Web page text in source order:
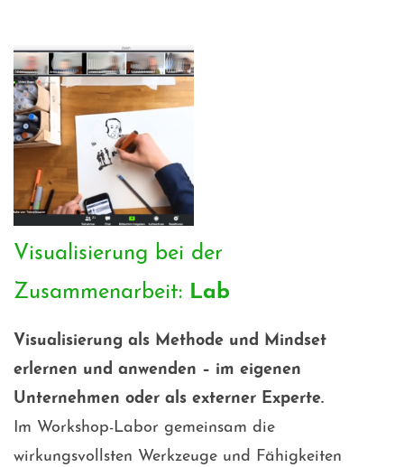
Visualisierung bei der
Zusammenarbeit: Lab
Visualisierung als Methode und Mindset
erlernen und anwenden – im eigenen
Unternehmen oder als externer Experte.
Im Workshop-Labor gemeinsam die
wirkungsvollsten Werkzeuge und Fähigkeiten